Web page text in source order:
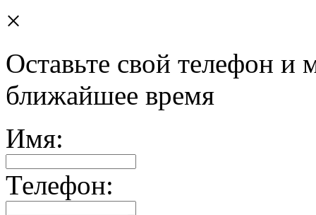
×
Оставьте свой телефон и
ближайшее время
Имя:
Телефон: